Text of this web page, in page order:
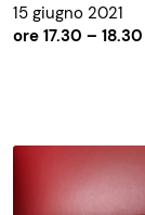
15 giugno 2021
ore 17.30 – 18.30